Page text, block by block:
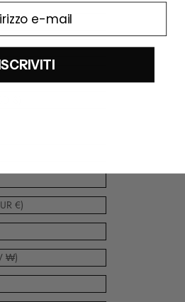
Città del Vaticano (EUR €)
Corea del Sud (KRW ₩)